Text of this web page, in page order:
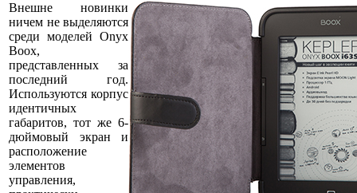
Внешне новинки
ничем не выделяются
среди моделей Onyx
Boox,
представленных за
последний год.
Используются корпус
идентичных
габаритов, тот же 6-
дюймовый экран и
расположение
элементов
управления,